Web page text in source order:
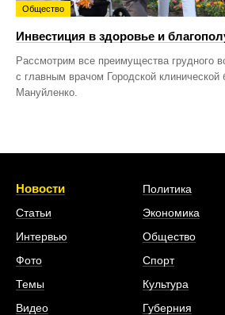
Общество
Инвестиция в здоровье и
Рассмотрим все преимущества грудного
с главным врачом Городской
Мануйленко.
Новости
Статьи
Интервью
Фото
Темы
Видео
Политика
Экономика
Общество
Спорт
Культура
Губерния